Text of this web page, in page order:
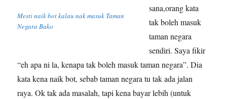
Mesti naik bot kalau nak masuk Taman
Negara Bako
sana,orang kata
tak boleh masuk
taman negara
sendiri. Saya fikir
“eh apa ni la, kenapa tak boleh masuk taman negara”. Dia
kata kena naik bot, sebab taman negara tu tak ada jalan
raya. Ok tak ada masalah, tapi kena bayar lebih (untuk